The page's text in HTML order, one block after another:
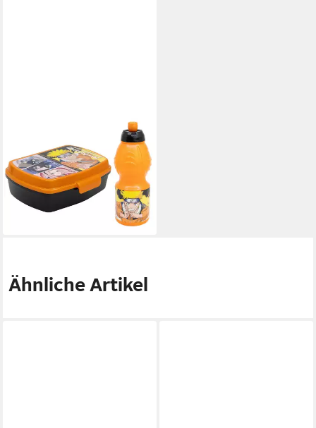
Shippuden 2 tlg Lunchset
Brotdose plus Trinkflasche,
(2-tlg., Spar-Set)
14,95 €
lieferbar - in 4-5 Werktagen bei dir
Ähnliche Artikel